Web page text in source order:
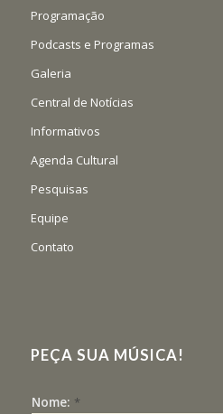
Programação
Podcasts e Programas
Galeria
Central de Notícias
Informativos
Agenda Cultural
Pesquisas
Equipe
Contato
PEÇA SUA MÚSICA!
Nome: *